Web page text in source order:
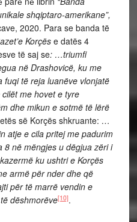
shqiptaro-amerikane”,
2020. Para se banda të
Korçëse datës 4
të saj se: …triumfi
në Drashovicë, ku me
fuqi të reja luanëve vlonjatë
me hovet e tyre
dhe mikun e sotmë të lërë
së Korçës shkruante: …
atje e cila pritej me padurim
në mëngjes u dëgjua zëri i
ku ushtri e Korçës
armë për nder dhe që
për të marrë vendin e
dëshmorëve[10].